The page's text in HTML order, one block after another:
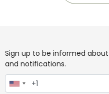
Sign up to be informed
and notifications.